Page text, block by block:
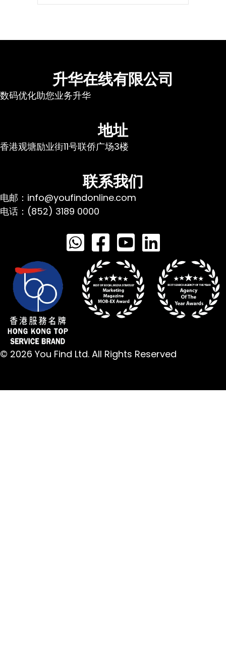
升华在线有限公司
数码优化助您业务升华
地址
香港观塘励业街11号联侨广场3楼
联系我们
电邮：info@youfindonline.com
电话：(852) 3189 0000
© 2026 You Find Ltd. All Rights Reserved